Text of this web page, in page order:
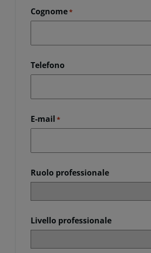
Cognome*
Telefono
E-mail *
Ruolo professionale
Livello professionale